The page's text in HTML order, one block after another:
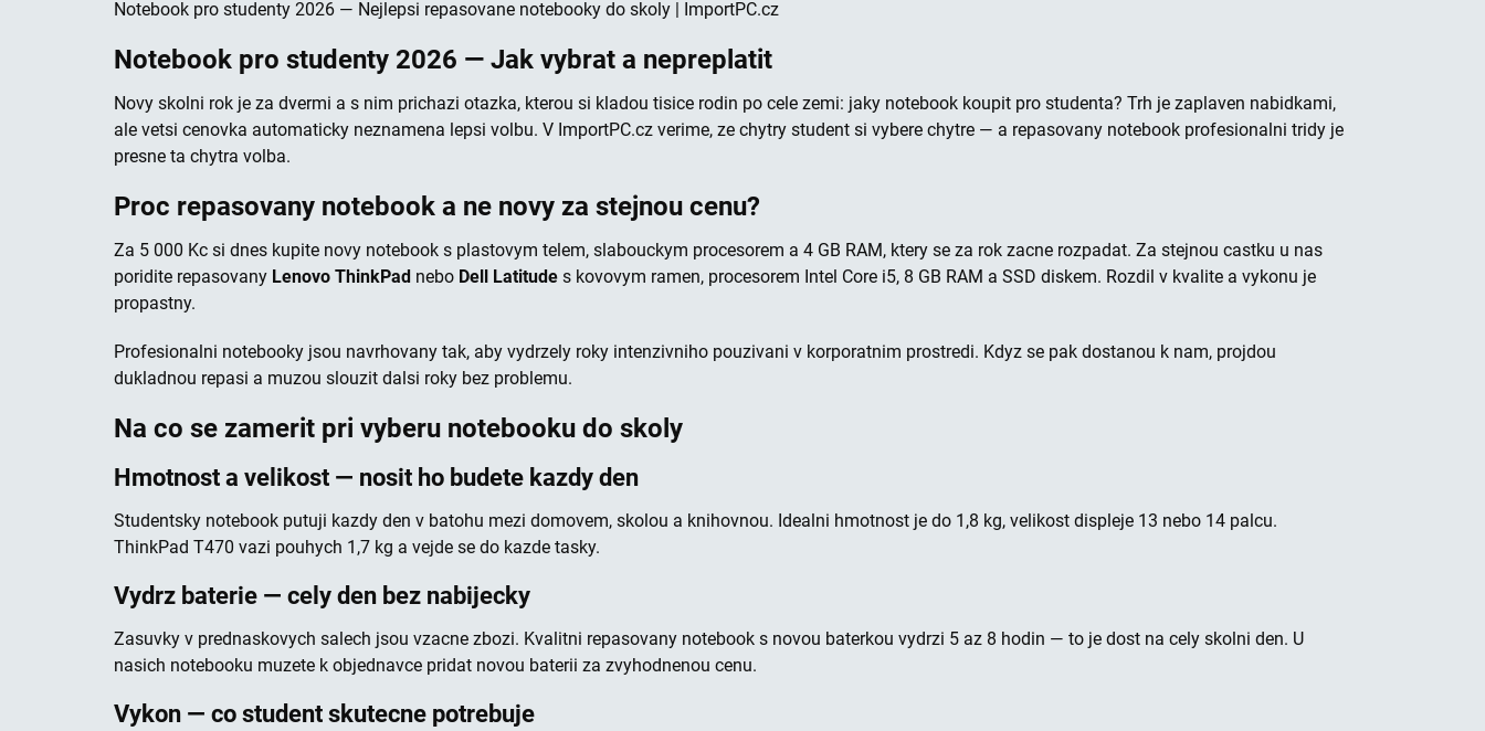
Notebook pro studenty 2026 — Nejlepsi repasovane notebooky do skoly | ImportPC.cz
Notebook pro studenty 2026 — Jak vybrat a nepreplatit
Novy skolni rok je za dvermi a s nim prichazi otazka, kterou si kladou tisice rodin po cele zemi: jaky notebook koupit pro studenta? Trh je zaplaven nabidkami,
ale vetsi cenovka automaticky neznamena lepsi volbu. V ImportPC.cz verime, ze chytry student si vybere chytre — a repasovany notebook profesionalni tridy je
presne ta chytra volba.
Proc repasovany notebook a ne novy za stejnou cenu?
Za 5 000 Kc si dnes kupite novy notebook s plastovym telem, slabouckym procesorem a 4 GB RAM, ktery se za rok zacne rozpadat. Za stejnou castku u nas
poridite repasovany Lenovo ThinkPad nebo Dell Latitude s kovovym ramen, procesorem Intel Core i5, 8 GB RAM a SSD diskem. Rozdil v kvalite a vykonu je
propastny.
Profesionalni notebooky jsou navrhovany tak, aby vydrzely roky intenzivniho pouzivani v korporatnim prostredi. Kdyz se pak dostanou k nam, projdou
dukladnou repasi a muzou slouzit dalsi roky bez problemu.
Na co se zamerit pri vyberu notebooku do skoly
Hmotnost a velikost — nosit ho budete kazdy den
Studentsky notebook putuji kazdy den v batohu mezi domovem, skolou a knihovnou. Idealni hmotnost je do 1,8 kg, velikost displeje 13 nebo 14 palcu.
ThinkPad T470 vazi pouhych 1,7 kg a vejde se do kazde tasky.
Vydrz baterie — cely den bez nabijecky
Zasuvky v prednaskovych salech jsou vzacne zbozi. Kvalitni repasovany notebook s novou baterkou vydrzi 5 az 8 hodin — to je dost na cely skolni den. U
nasich notebooku muzete k objednavce pridat novou baterii za zvyhodnenou cenu.
Vykon — co student skutecne potrebuje